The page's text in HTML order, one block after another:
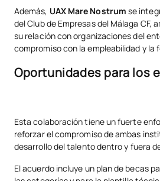
Además, UAX Mare Nostrum se
del Club de Empresas del Málaga CF,
su relación con organizaciones del
compromiso con la empleabilidad y la
Oportunidades para los
Esta colaboración tiene un fuerte
reforzar el compromiso de ambas
desarrollo del talento dentro y fuera
El acuerdo incluye un plan de becas